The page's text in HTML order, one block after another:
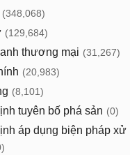
(348,068)
(129,684)
thương mại (31,267)
(20,983)
(8,101)
tuyên bố phá sản (0)
áp dụng biện pháp xử